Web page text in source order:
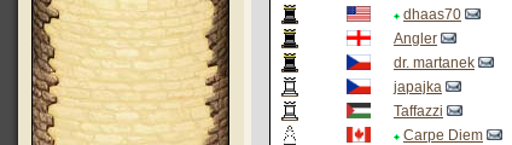
dhaas70
Angler
dr. martanek
japajka
Taffazzi
Carpe Diem